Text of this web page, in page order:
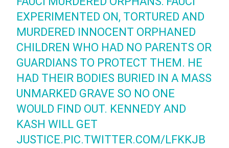
EXPERIMENTED ON, TORTURED AND
MURDERED INNOCENT ORPHANED
CHILDREN WHO HAD NO PARENTS OR
GUARDIANS TO PROTECT THEM. HE
HAD THEIR BODIES BURIED IN A MASS
UNMARKED GRAVE SO NO ONE
WOULD FIND OUT. KENNEDY AND
KASH WILL GET
JUSTICE. PIC.TWITTER.COM/LFKKJB